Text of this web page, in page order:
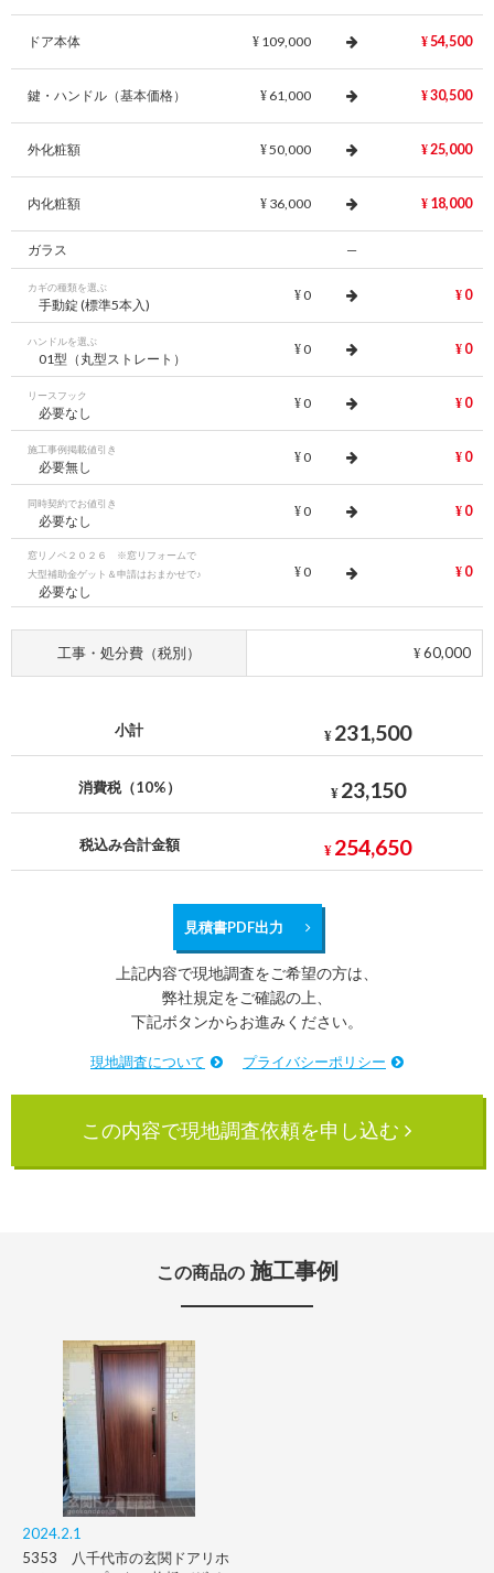
ドア本体 ¥ 109,000 ¥54,500
鍵・ハンドル（基本価格） ¥ 61,000 ¥30,500
外化粧額 ¥50,000 ¥25,000
内化粧額 ¥ 36,000 ¥ 18,000
ガラス —
カギの種類を選ぶ
手動錠 (標準5本入)
¥0 ¥ 0
ハンドルを選ぶ
01型（丸型ストレート）
¥0 ¥ 0
リースフック
必要なし
¥0 ¥ 0
施工事例掲載値引き
必要無し
¥0 ¥ 0
同時契約でお値引き
必要なし
¥0 ¥ 0
窓リノベ２０２６ ※窓リフォームで
大型補助金ゲット＆申請はおまかせで♪
必要なし
¥0 ¥ 0
工事・処分費（税別） ¥60,000
小計 ¥ 231,500
消費税（10%） ¥ 23,150
税込み合計金額 ¥ 254,650
見積書PDF出力
上記内容で現地調査をご希望の方は、
弊社規定をご確認の上、
下記ボタンからお進みください。
現地調査について プライバシーポリシー
この内容で現地調査依頼を申し込む
この商品の 施工事例
2024.2.1
5353 八千代市の玄関ドアリホ